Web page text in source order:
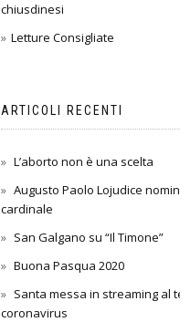
chiusdinesi
Letture Consigliate
ARTICOLI RECENTI
L’aborto non è una scelta
Augusto Paolo Lojudice
cardinale
San Galgano su “Il Timone”
Buona Pasqua 2020
Santa messa in streaming al
coronavirus